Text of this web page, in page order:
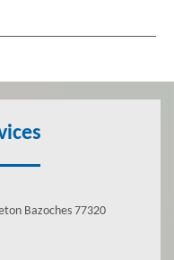
Bazoches 77320